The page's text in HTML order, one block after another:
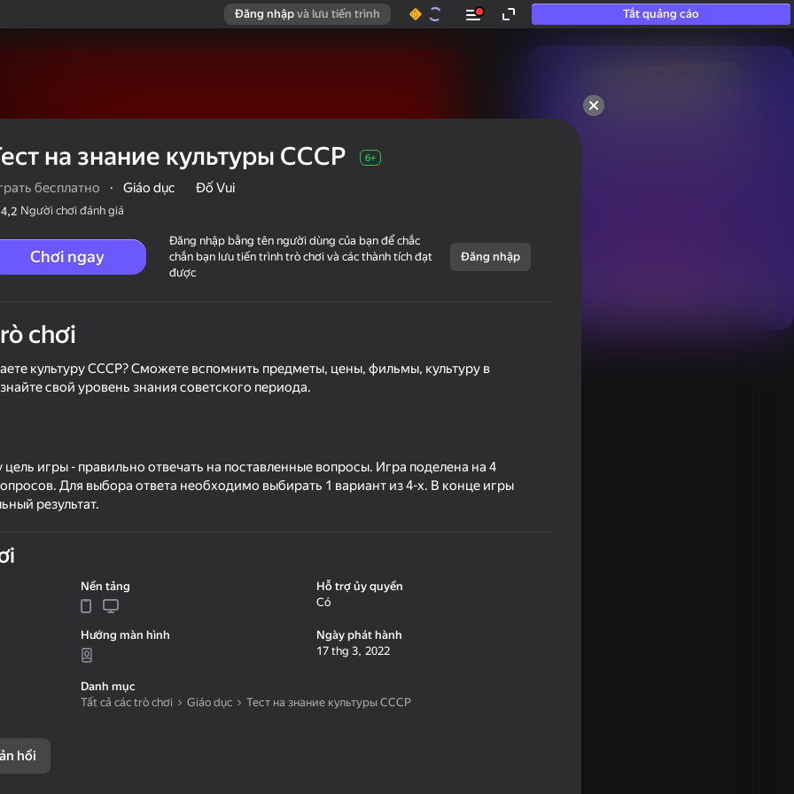
Đăng nhập và lưu tiến trình Tắt quảng cáo
Được yêu thích ngay cả bởi
capital
51
Do you want to be a
Around the Word
на знание культуры СССР 6+
бесплатно · Giáo dục Đố Vui
4,2 Người chơi đánh giá
Chơi ngay
Đăng nhập bằng tên người dùng của bạn để chắc
chắn bạn lưu tiến trình trò chơi và các thành tích đạt
được
Đăng nhập
chơi
культуру СССР? Сможете вспомнить предметы, цены, фильмы, культуру в
свой уровень знания советского периода.
игры - правильно отвечать на поставленные вопросы. Игра поделена на 4
Для выбора ответа необходимо выбирать 1 вариант из 4-х. В конце игры
результат.
Nền tảng
Hỗ trợ ủy quyền
Có
Hướng màn hình
Ngày phát hành
17 thg 3, 2022
Danh mục
Tất cả các trò chơi
Giáo dục Тест на знание культуры СССР
hồi